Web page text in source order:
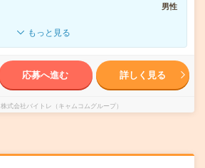
男性
もっと見る
応募へ進む 詳しく見る
株式会社バイトレ（キャムコムグループ）